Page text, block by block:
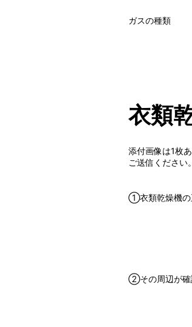
​ガスの種類
添付画像は1枚
ご送信ください。
衣類
①衣類乾燥機の
②その周辺が確